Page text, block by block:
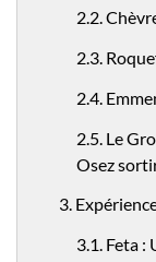
2.2.
2.3.
2.4.
2.5. Le
Osez
3.
3.1. Feta